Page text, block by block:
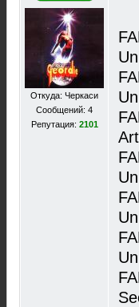
Откуда: Черкаси
Сообщений: 4
Репутация: 2101